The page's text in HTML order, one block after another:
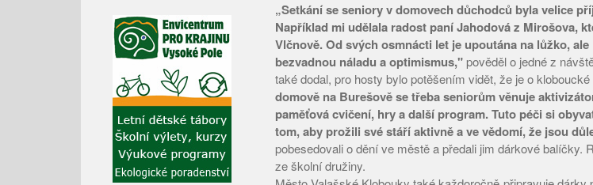
„Setkání se seniory v domovech důchodců byla velice
Například mi udělala radost paní Jahodová z Mirošova,
Vlčnově. Od svých osmnácti let je upoutána na lůžko,
bezvadnou náladu a optimismus,"pověděl o jedné z
také dodal, pro hosty bylo potěšením vidět, že je o
domově na Burešově se třeba seniorům věnuje
paměťová cvičení, hry a další program. Tuto péči si
tom, aby prožili své stáří aktivně a ve vědomí, že jsou
pobesedovali o dění ve městě a předali jim dárkové balíčky.
ze školní družiny.